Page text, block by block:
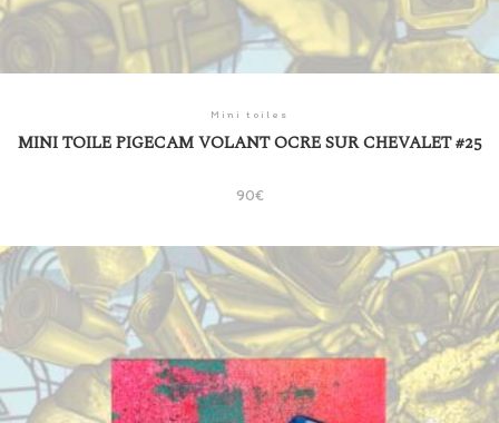
Mini toiles
MINI TOILE PIGECAM VOLANT OCRE SUR CHEVALET #25
90€